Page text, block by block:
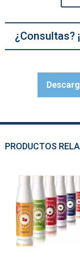
¿Consultas?
PRODUCTOS